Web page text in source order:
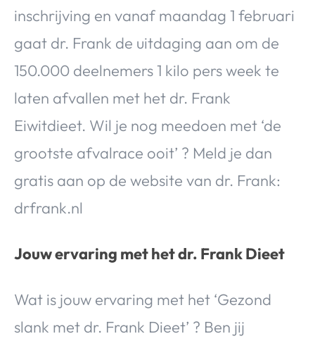
inschrijving en vanaf maandag 1 februari
gaat dr. Frank de uitdaging aan om de
150.000 deelnemers 1 kilo pers week te
laten afvallen met het dr. Frank
Eiwitdieet. Wil je nog meedoen met ‘de
grootste afvalrace ooit’ ? Meld je dan
gratis aan op de website van dr. Frank:
drfrank.nl
Jouw ervaring met het dr. Frank Dieet
Wat is jouw ervaring met het ‘Gezond
slank met dr. Frank Dieet’ ? Ben jij